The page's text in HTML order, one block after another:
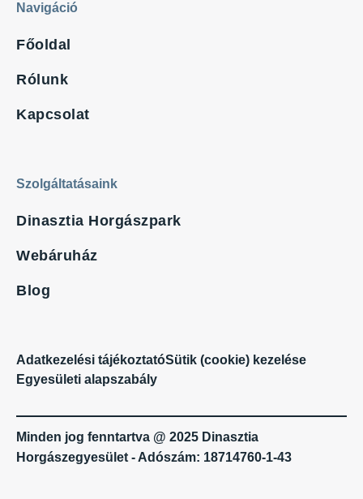
Navigáció
Főoldal
Rólunk
Kapcsolat
Szolgáltatásaink
Dinasztia Horgászpark
Webáruház
Blog
Adatkezelési tájékoztatóSütik (cookie) kezelése
Egyesületi alapszabály
Minden jog fenntartva @ 2025 Dinasztia
Horgászegyesület - Adószám: 18714760-1-43